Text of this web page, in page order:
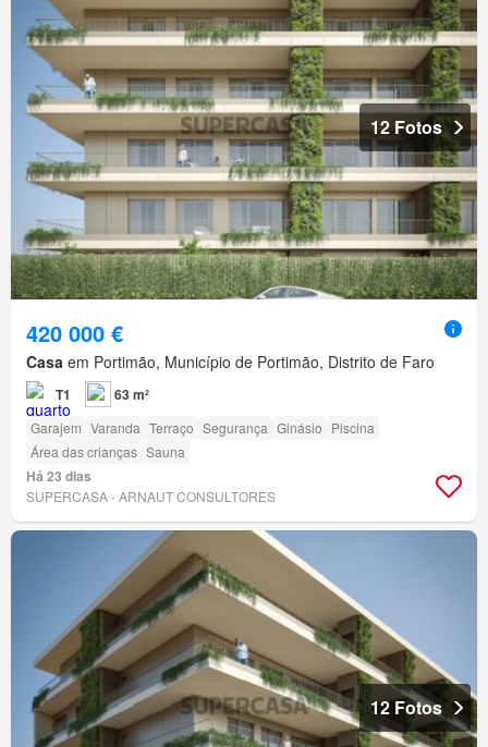
12 Fotos
420 000 €
Casa em Portimão, Município de Portimão, Distrito de Faro
T1 63 m²
Garajem Varanda Terraço Segurança Ginásio Piscina
Área das crianças Sauna
Há 23 dias
SUPERCASA - ARNAUT CONSULTORES
12 Fotos